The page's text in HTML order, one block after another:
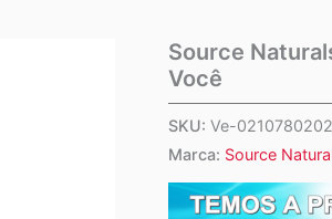
Source
Você
SKU: Ve-
Marca: Source